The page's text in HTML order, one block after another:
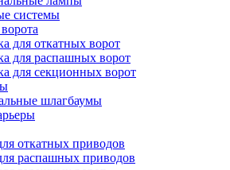
системы
для откатных ворот
для распашных ворот
для секционных ворот
шлагбаумы
откатных приводов
распашных приводов